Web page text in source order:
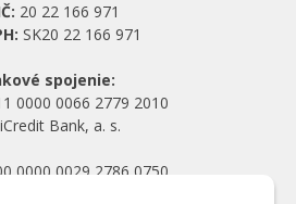
20 22 166 971
SK20 22 166 971
spojenie:
0000 0066 2779 2010
Bank, a. s.
0000 0029 2786 0750